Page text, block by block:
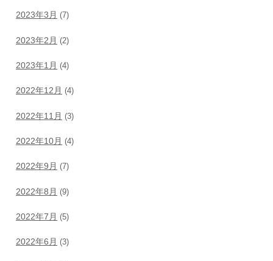
2023年3月 (7)
2023年2月 (2)
2023年1月 (4)
2022年12月 (4)
2022年11月 (3)
2022年10月 (4)
2022年9月 (7)
2022年8月 (9)
2022年7月 (5)
2022年6月 (3)